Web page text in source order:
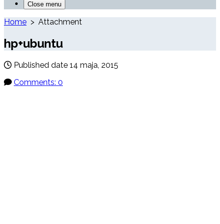
Close menu
Home > Attachment
hp+ubuntu
Published date 14 maja, 2015
Comments: 0